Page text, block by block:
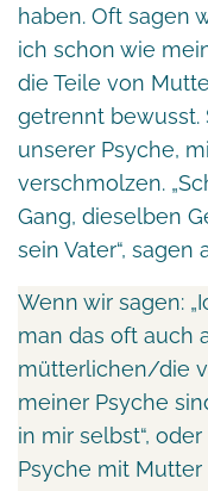
haben. Oft sagen
ich schon wie
die Teile von
getrennt bewusst.
unserer Psyche,
verschmolzen.
Gang, dieselben
sein Vater“, sagen
Wenn wir sagen:
man das oft auch
mütterlichen/die
meiner Psyche
in mir selbst“,
Psyche mit